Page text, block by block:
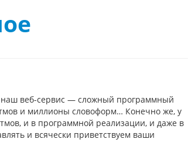
наш веб-сервис — сложный программный
и миллионы словоформ… Конечно же, у
и в программной реализации, и даже в
и всячески приветствуем ваши